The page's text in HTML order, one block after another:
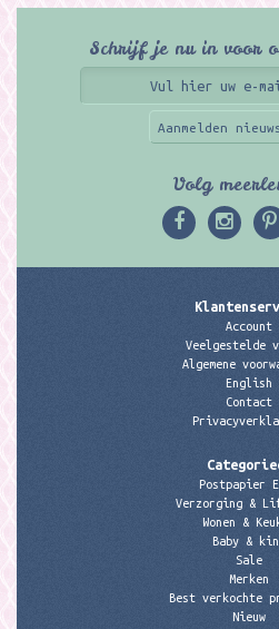
Schrijf je nu in voor
Aanmelden
Volg
Account
Veelgestelde
Algemene
English
Contact
Postpapier
Verzorging &
Wonen &
Baby &
Sale
Merken
Best verkochte
Nieuw